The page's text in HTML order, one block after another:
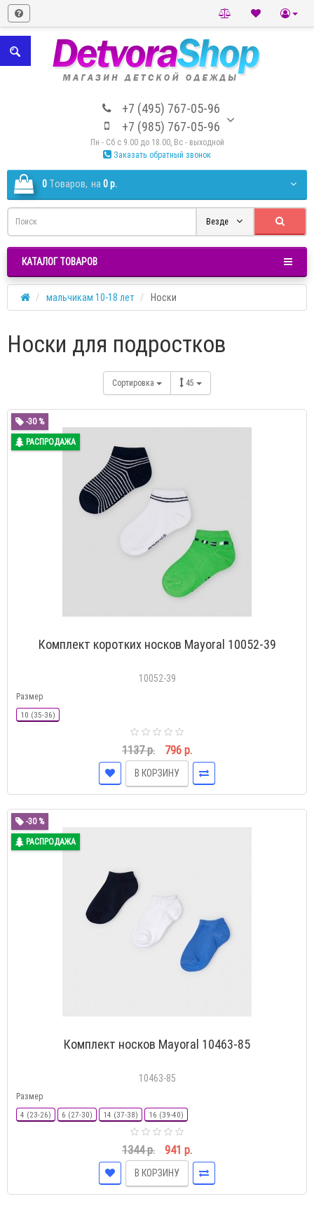
+7 (495) 767-05-96
+7 (985) 767-05-96
Пн - Сб с 9.00 до 18.00, Вс - выходной
Заказать обратный звонок
0 Tоваров, на 0 р.
Везде
КАТАЛОГ ТОВАРОВ
мальчикам 10-18 лет Носки
Носки для подростков
Сортировка 45
-30 %
РАСПРОДАЖА
Комплект коротких носков Mayoral 10052-39
10052-39
Размер
10 (35-36)
1137 р. 796 р.
В КОРЗИНУ
-30 %
РАСПРОДАЖА
Комплект носков Mayoral 10463-85
10463-85
Размер
4 (23-26) 6 (27-30) 14 (37-38) 16 (39-40)
1344 р. 941 р.
В КОРЗИНУ